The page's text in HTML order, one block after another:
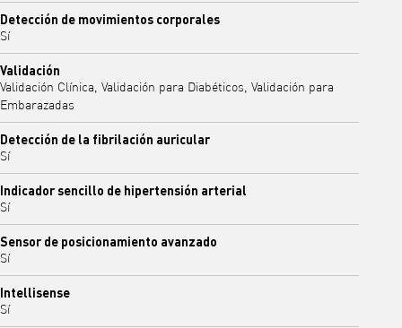
Detección de movimientos corporales
Sí
Validación
Validación Clínica, Validación para Diabéticos, Validación para
Embarazadas
Detección de la fibrilación auricular
Sí
Indicador sencillo de hipertensión arterial
Sí
Sensor de posicionamiento avanzado
Sí
Intellisense
Sí